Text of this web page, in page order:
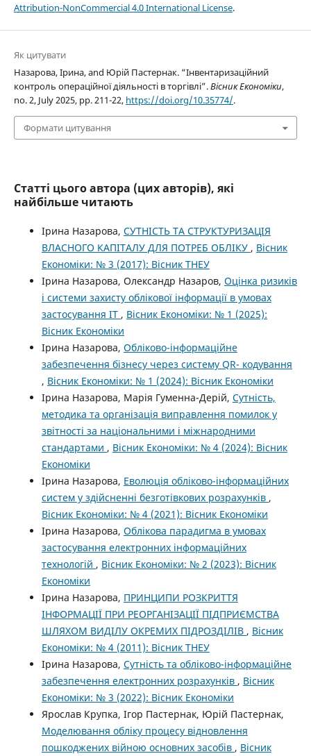
Attribution-NonCommercial 4.0 International License.
Як цитувати
Назарова, Ірина, and Юрій Пастернак. “Інвентаризаційний
контроль операційної діяльності в торгівлі”.Вісник Економіки,
no. 2, July 2025, pp. 211-22, https://doi.org/10.35774/.
Формати цитування
Статті цього автора (цих авторів), які
найбільше читають
Ірина Назарова, СУТНІСТЬ ТА СТРУКТУРИЗАЦІЯ
ВЛАСНОГО КАПІТАЛУ ДЛЯ ПОТРЕБ ОБЛІКУ , Вісник
Економіки: № 3 (2017): Вісник ТНЕУ
Ірина Назарова, Олександр Назаров, Оцінка ризиків
і системи захисту облікової інформації в умовах
застосування ІТ , Вісник Економіки: № 1 (2025):
Вісник Економіки
Ірина Назарова, Обліково-інформаційне
забезпечення бізнесу через систему QR- кодування
, Вісник Економіки: № 1 (2024): Вісник Економіки
Ірина Назарова, Марія Гуменна-Дерій, Сутність,
методика та організація виправлення помилок у
звітності за національними і міжнародними
стандартами , Вісник Економіки: № 4 (2024): Вісник
Економіки
Ірина Назарова, Еволюція обліково-інформаційних
систем у здійсненні безготівкових розрахунків ,
Вісник Економіки: № 4 (2021): Вісник Економіки
Ірина Назарова, Облікова парадигма в умовах
застосування електронних інформаційних
технологій , Вісник Економіки: № 2 (2023): Вісник
Економіки
Ірина Назарова, ПРИНЦИПИ РОЗКРИТТЯ
ІНФОРМАЦІЇ ПРИ РЕОРГАНІЗАЦІЇ ПІДПРИЄМСТВА
ШЛЯХОМ ВИДІЛУ ОКРЕМИХ ПІДРОЗДІЛІВ , Вісник
Економіки: № 4 (2011): Вісник ТНЕУ
Ірина Назарова, Сутність та обліково-інформаційне
забезпечення електронних розрахунків , Вісник
Економіки: № 3 (2022): Вісник Економіки
Ярослав Крупка, Ігор Пастернак, Юрій Пастернак,
Моделювання обліку процесу відновлення
пошкоджених війною основних засобів , Вісник